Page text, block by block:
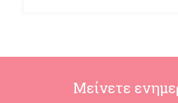
Μείνετε